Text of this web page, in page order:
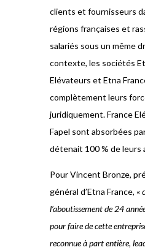
clients et fournisseurs
régions françaises et
salariés sous un même
contexte, les sociétés
Elévateurs et Etna
complètement leurs
juridiquement. France
Fapel sont absorbées
détenait 100 % de leurs
Pour Vincent Bronze,
général d’Etna France, «
l’aboutissement de 24
pour faire de cette
reconnue à part entière,